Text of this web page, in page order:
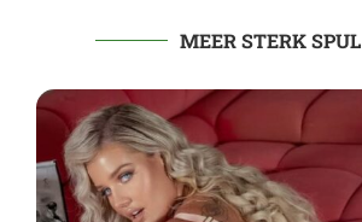
MEER STERK SPUL